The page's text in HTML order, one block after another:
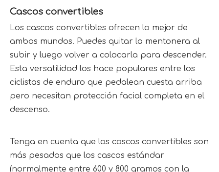
Cascos convertibles
Los cascos convertibles ofrecen lo mejor de
ambos mundos. Puedes quitar la mentonera al
subir y luego volver a colocarla para descender.
Esta versatilidad los hace populares entre los
ciclistas de enduro que pedalean cuesta arriba
pero necesitan protección facial completa en el
descenso.
Tenga en cuenta que los cascos convertibles son
más pesados ​​que los cascos estándar
(normalmente entre 600 y 800 gramos con la